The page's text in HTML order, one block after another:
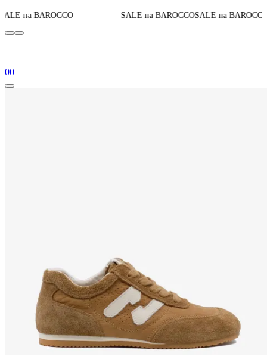
SALE на BAROCCOSALE на BAROCCOДо конца акции
00